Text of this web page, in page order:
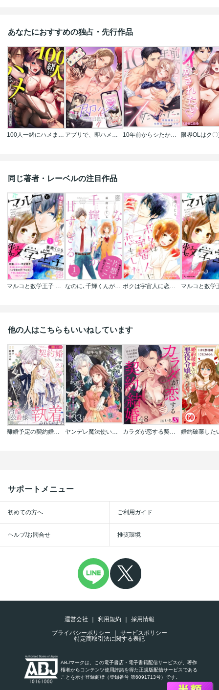
あなたにおすすめの独占・先行作品
100人一緒にハメましょう～清純マネージャーは球児のオモチャになりました。 アプリで、即ハメ～欲情度が800を超えていますSEXしますか？ 10年前からシたかった。～理性爆散した幼馴染のわからせＨ
同じ著者・レーベルの注目作品
マルコと数学王子 プチデザ なのに､千輝くんが甘すぎる｡ プチデザ ボクは宇宙人に恋をした｡ マルコと数学
他の人はこちらもいいねしています
ヤンデレ魔法使いは石像の乙女しか愛せない 魔女は愛弟子の熱い口づけでとける 【短編】
サポートメニュー
初めての方へ ご利用ガイド
ヘルプ/お問合せ 推奨環境
運営会社 利用規約
採用情報
プライバシーポリシー
サービスポリシー
特定商取引法に関する表記
ABJマークは、この電子書店・電子書籍配信サービスが、著作
権者からコンテンツ使用許諾を得た正規版配信サービスである
ことを示す登録商標（登録番号 第6091713号）です。